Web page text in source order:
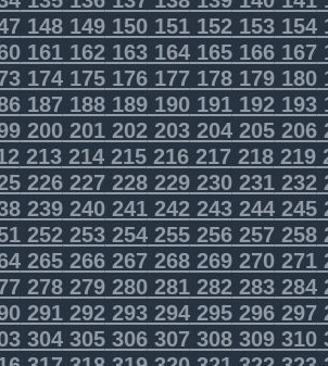
148149150151152153154
161162163164165166167
174175176177178179180
187188189190191192193
200201202203204205206
213214215216217218219
226227228229230231232
239240241242243244245
252253254255256257258
265266267268269270271
278279280281282283284
291292293294295296297
304305306307308309310